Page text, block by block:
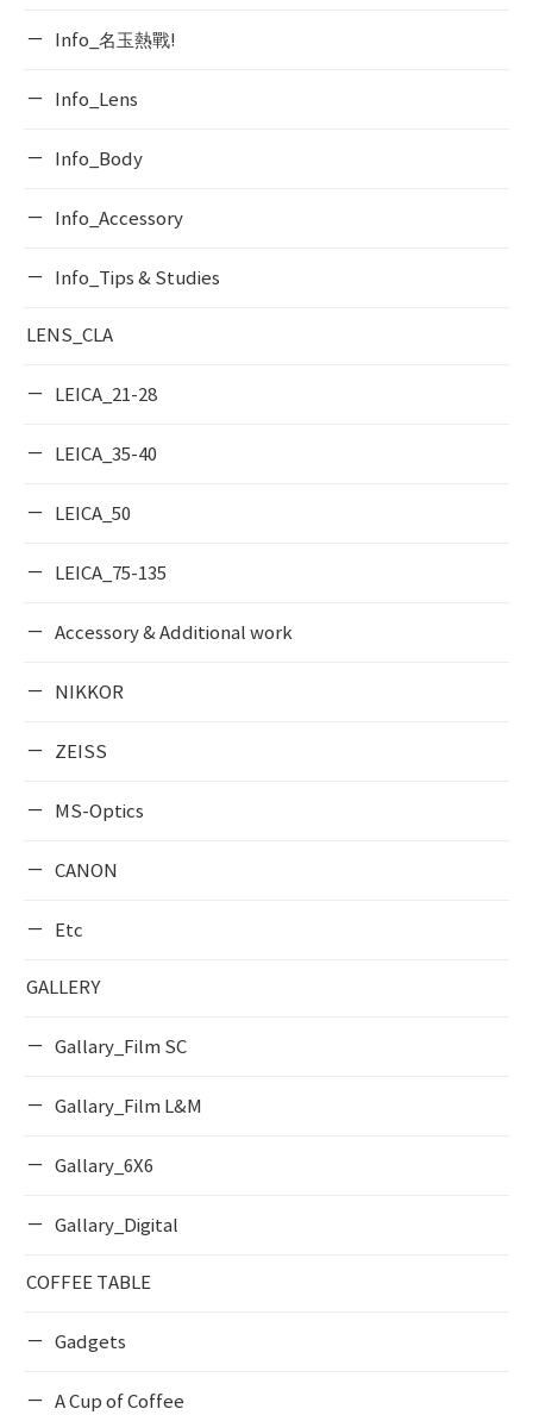
Info_名玉熱戰!
Info_Lens
Info_Body
Info_Accessory
Info_Tips & Studies
LENS_CLA
LEICA_21-28
LEICA_35-40
LEICA_50
LEICA_75-135
Accessory & Additional work
NIKKOR
ZEISS
MS-Optics
CANON
Etc
GALLERY
Gallary_Film SC
Gallary_Film L&M
Gallary_6X6
Gallary_Digital
COFFEE TABLE
Gadgets
A Cup of Coffee